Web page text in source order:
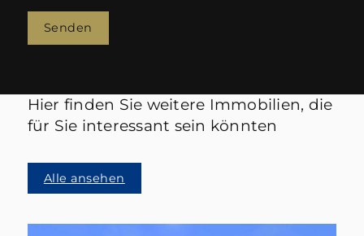
Senden
Hier finden Sie weitere Immobilien, die
für Sie interessant sein könnten
Alle ansehen